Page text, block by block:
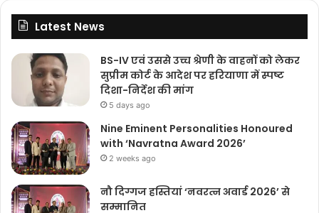
Latest News
BS-IV एवं उससे उच्च श्रेणी के वाहनों को लेकर
सुप्रीम कोर्ट के आदेश पर हरियाणा में स्पष्ट
दिशा-निर्देश की मांग
5 days ago
Nine Eminent Personalities Honoured
with ‘Navratna Award 2026’
2 weeks ago
नौ दिग्गज हस्तियां ‘नवरत्न अवार्ड 2026’ से
सम्मानित